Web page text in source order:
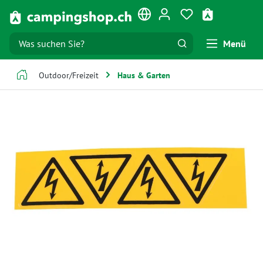
Zum Hauptinhalt springen Du hast 0
Menü
Outdoor/Freizeit Haus & Garten